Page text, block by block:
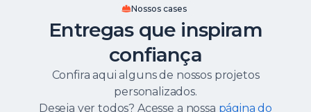
Nossos cases
Entregas que inspiram
confiança
Confira aqui alguns de nossos projetos
personalizados.
Deseja ver todos? Acesse a nossa página do